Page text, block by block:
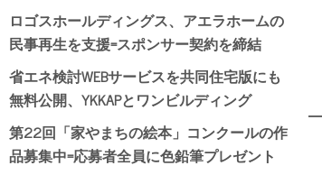
ロゴスホールディングス、アエラホームの
民事再生を支援=スポンサー契約を締結
省エネ検討WEBサービスを共同住宅版にも
無料公開、YKKAPとワンビルディング
第22回「家やまちの絵本」コンクールの作
品募集中=応募者全員に色鉛筆プレゼント